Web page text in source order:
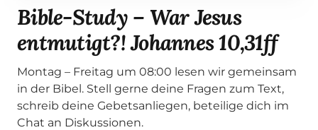
Bible-Study – War Jesus
entmutigt?! Johannes 10,31ff
Montag – Freitag um 08:00 lesen wir gemeinsam
in der Bibel. Stell gerne deine Fragen zum Text,
schreib deine Gebetsanliegen, beteilige dich im
Chat an Diskussionen.